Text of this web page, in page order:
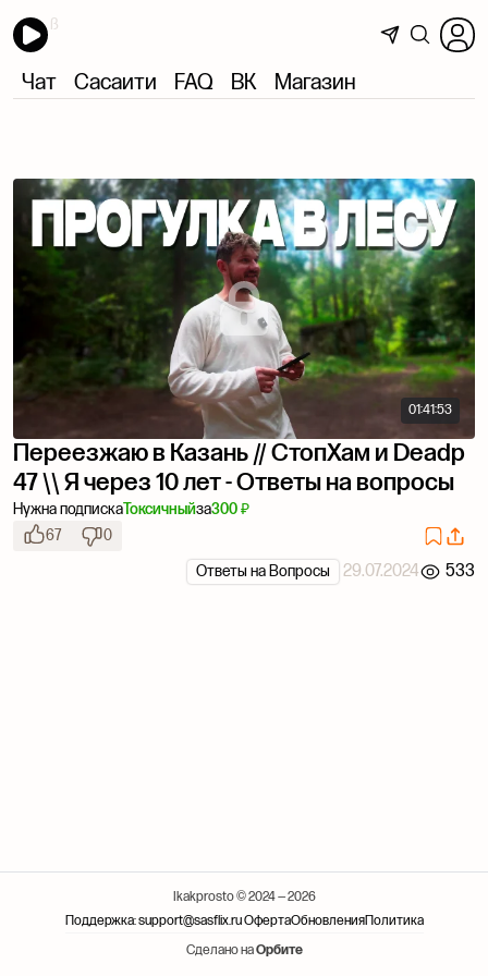
Чат Сасаити FAQ ВК Магазин
01:41:53
Переезжаю в Казань // СтопХам и Deadp
47 \\ Я через 10 лет - Ответы на вопросы
Нужна подпискаТоксичныйза300 ₽
67
0
29.07.2024 533
Ответы на Вопросы
Ikakprosto © 2024 — 2026
Поддержка: support@sasflix.ruОфертаОбновленияПолитика
Сделано наОрбите